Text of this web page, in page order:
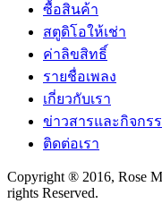
ซื้อสินค้า
สตูดิโอให้เช่า
ค่าลิขสิทธิ์
รายชื่อเพลง
เกี่ยวกับเรา
ข่าวสารและกิจกร
ติดต่อเรา
Copyright ® 2016, Rose
rights Reserved.